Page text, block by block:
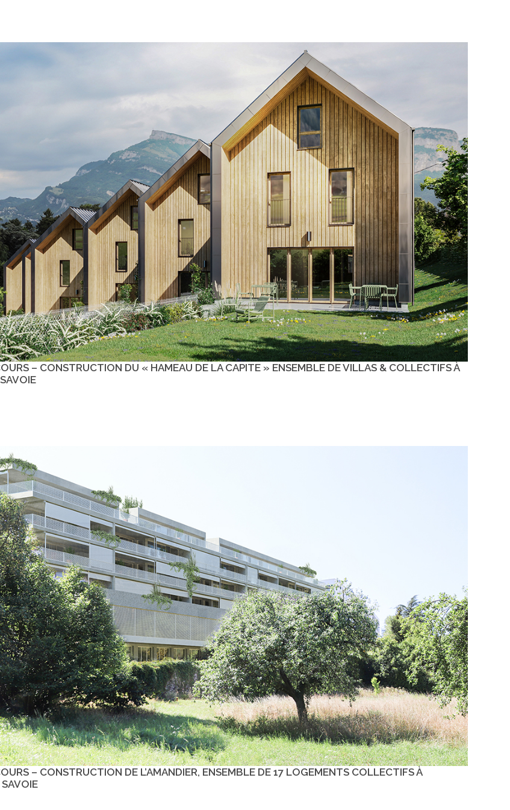
– CONSTRUCTION DU « HAMEAU DE LA CAPITE » ENSEMBLE DE VILLAS & COLLECTIFS À
– CONSTRUCTION DE L’AMANDIER, ENSEMBLE DE 17 LOGEMENTS COLLECTIFS À